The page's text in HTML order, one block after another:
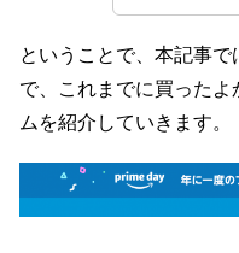
ということで、本記事
で、これまでに買った
ムを紹介していきます。